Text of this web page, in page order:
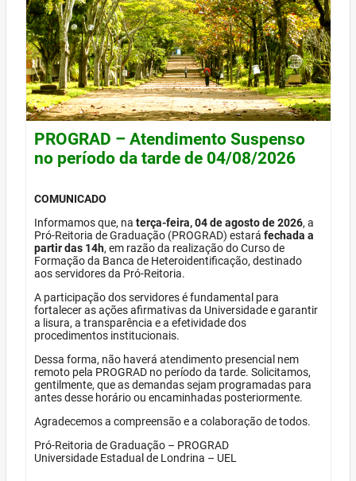
PROGRAD – Atendimento Suspenso
no período da tarde de 04/08/2026
COMUNICADO
Informamos que, na terça-feira, 04 de agosto de 2026, a
Pró-Reitoria de Graduação (PROGRAD) estará fechada a
partir das 14h, em razão da realização do Curso de
Formação da Banca de Heteroidentificação, destinado
aos servidores da Pró-Reitoria.
A participação dos servidores é fundamental para
fortalecer as ações afirmativas da Universidade e garantir
a lisura, a transparência e a efetividade dos
procedimentos institucionais.
Dessa forma, não haverá atendimento presencial nem
remoto pela PROGRAD no período da tarde. Solicitamos,
gentilmente, que as demandas sejam programadas para
antes desse horário ou encaminhadas posteriormente.
Agradecemos a compreensão e a colaboração de todos.
Pró-Reitoria de Graduação – PROGRAD
Universidade Estadual de Londrina – UEL